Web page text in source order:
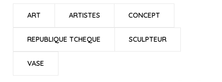
ART ARTISTES CONCEPT
REPUBLIQUE TCHEQUE SCULPTEUR
VASE